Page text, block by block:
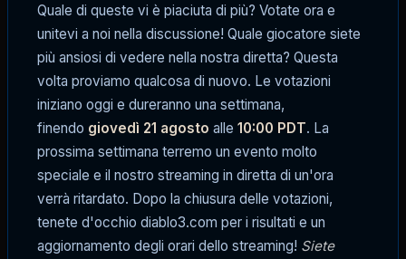
Quale di queste vi è piaciuta di più? Votate ora e
unitevi a noi nella discussione! Quale giocatore siete
più ansiosi di vedere nella nostra diretta? Questa
volta proviamo qualcosa di nuovo. Le votazioni
iniziano oggi e dureranno una settimana,
finendo giovedì 21 agosto alle 10:00 PDT. La
prossima settimana terremo un evento molto
speciale e il nostro streaming in diretta di un'ora
verrà ritardato. Dopo la chiusura delle votazioni,
tenete d'occhio diablo3.com per i risultati e un
aggiornamento degli orari dello streaming! Siete